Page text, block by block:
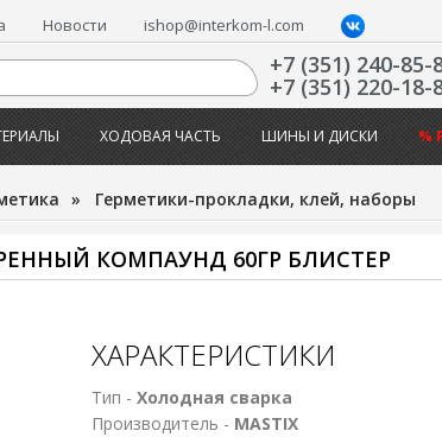
Новости ishop@interkom-l.com
+7 (351) 240-85-
+7 (351) 220-18-
ХОДОВАЯ ЧАСТЬ ШИНЫ И ДИСКИ %
» Герметики-прокладки, клей, наборы
КОМПАУНД 60ГР БЛИСТЕР
ХАРАКТЕРИСТИКИ
Тип - Холодная сварка
Производитель - MASTIX